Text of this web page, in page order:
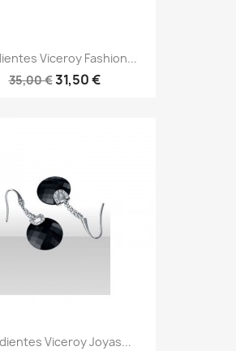
Viceroy Fashion...
35,00 €31,50 €
Viceroy Joyas...